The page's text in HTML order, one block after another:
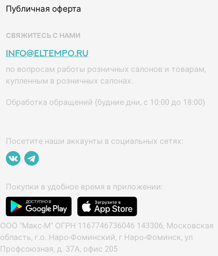
Публичная оферта
СВЯЖИТЕСЬ С НАМИ
info@eltempo.ru
по вопросам работы розничных салонов и товарам,
купленным в розничных салонах.
Обработка обращений (будние дни, с 10:00 до 18:00)
Посетите наши аккаунты в социальных сетях:
Покупки в удобное время в приложении:
ООО "Макс-М" ОГРН 1167746736046 143306, Московская
область, г.о. Наро-Фоминский, г Наро-Фоминск, ул
Профсоюзная, д. 37А, офис 205